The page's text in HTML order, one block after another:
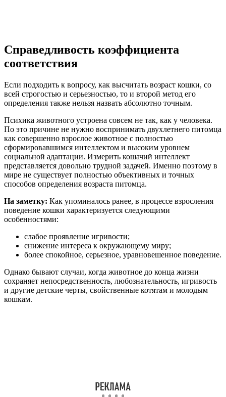
Справедливость коэффициента
соответствия
Если подходить к вопросу, как высчитать возраст кошки, со
всей строгостью и серьезностью, то и второй метод его
определения также нельзя назвать абсолютно точным.
Психика животного устроена совсем не так, как у человека.
По это причине не нужно воспринимать двухлетнего питомца
как совершенно взрослое животное с полностью
сформировавшимся интеллектом и высоким уровнем
социальной адаптации. Измерить кошачий интеллект
представляется довольно трудной задачей. Именно поэтому в
мире не существует полностью объективных и точных
способов определения возраста питомца.
На заметку: Как упоминалось ранее, в процессе взросления
поведение кошки характеризуется следующими
особенностями:
слабое проявление игривости;
снижение интереса к окружающему миру;
более спокойное, серьезное, уравновешенное поведение.
Однако бывают случаи, когда животное до конца жизни
сохраняет непосредственность, любознательность, игривость
и другие детские черты, свойственные котятам и молодым
кошкам.